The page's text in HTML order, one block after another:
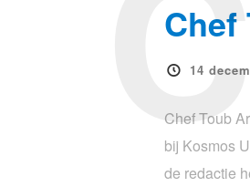
Chef
14
Chef Toub
bij Kosmos
de redactie